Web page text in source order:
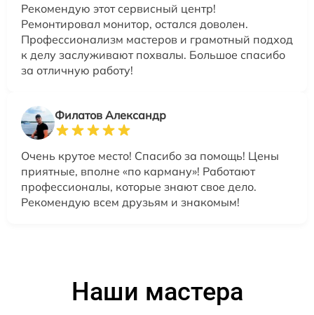
Рекомендую этот сервисный центр!
Ремонтировал монитор, остался доволен.
Профессионализм мастеров и грамотный подход
к делу заслуживают похвалы. Большое спасибо
за отличную работу!
Филатов Александр
Очень крутое место! Спасибо за помощь! Цены
приятные, вполне «по карману»! Работают
профессионалы, которые знают свое дело.
Рекомендую всем друзьям и знакомым!
Наши мастера